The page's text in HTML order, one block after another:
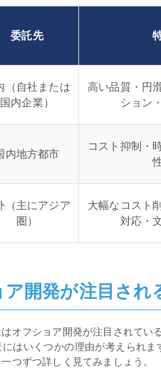
委託先
（自社または
国内企業）
高い品質・円
ション
内地方都市
コスト抑制・
（主にアジア
圏）
大幅なコスト
対応・
開発が注目され
オフショア開発が注目されてい
はいくつかの理由が考えられま
一つずつ詳しく見てみましょう。